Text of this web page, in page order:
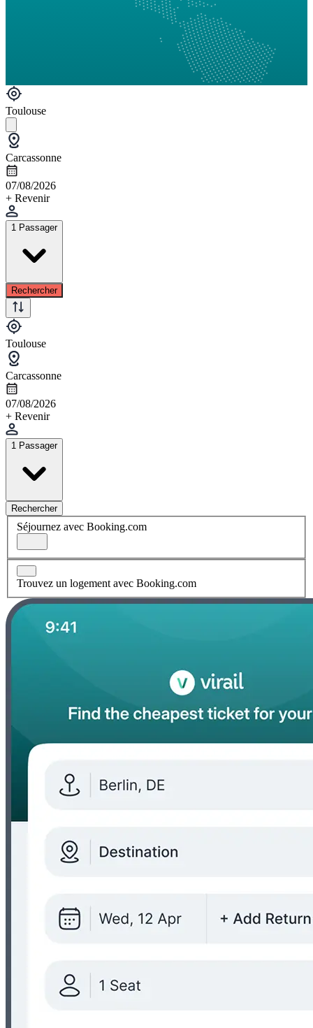
Toulouse
Carcassonne
07/08/2026
+ Revenir
1 Passager
Rechercher
Toulouse
Carcassonne
07/08/2026
+ Revenir
1 Passager
Rechercher
Séjournez avec Booking.com
Trouvez un logement avec Booking.com